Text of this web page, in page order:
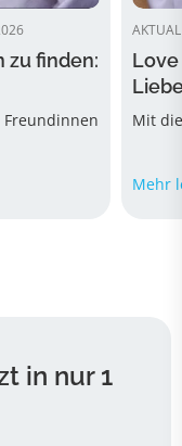
zu finden:
Mit
Mehr
in nur 1